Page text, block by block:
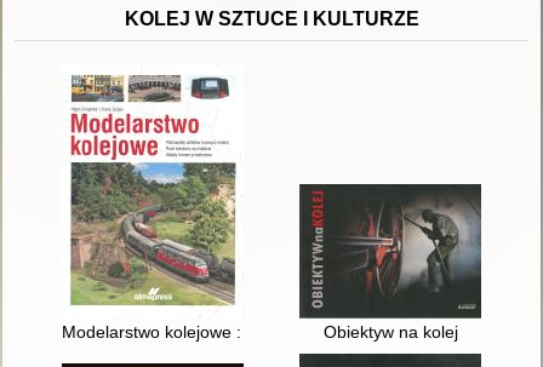
KOLEJ W SZTUCE I KULTURZE
Modelarstwo kolejowe : planowanie układów torowych
Obiektyw na kolej